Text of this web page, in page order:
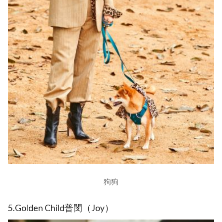
狗狗
5.Golden Child普閔（Joy）